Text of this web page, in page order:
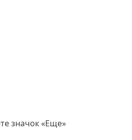
значок «Еще»